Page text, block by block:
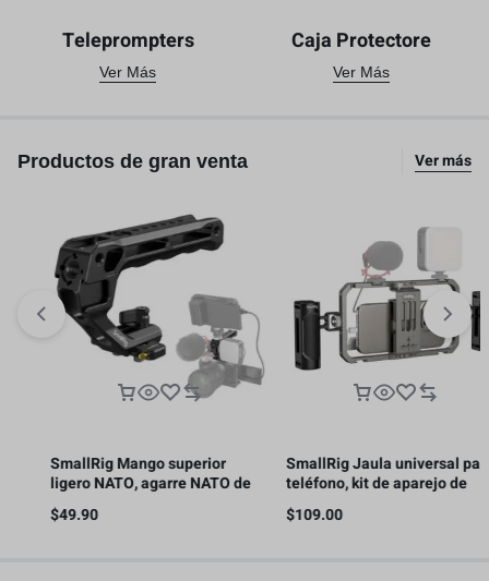
Teleprompters
Ver Más
Caja Protectore
Ver Más
Productos de gran venta Ver más
SmallRig Mango superior
ligero NATO, agarre NATO de
liberación rápida con riel NATO
– 4345
49.90
SmallRig Jaula universal para
teléfono, kit de aparejo de
video para teléfono inteligente
con asas
109.00